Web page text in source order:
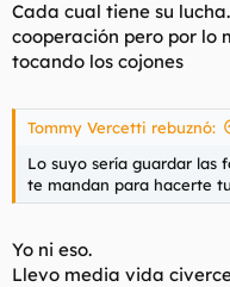
Cada cual tiene su
cooperación pero por lo
tocando los cojones
Tommy Vercetti rebuznó:
Lo suyo sería guardar las
te mandan para hacerte
Yo ni eso.
Llevo media vida